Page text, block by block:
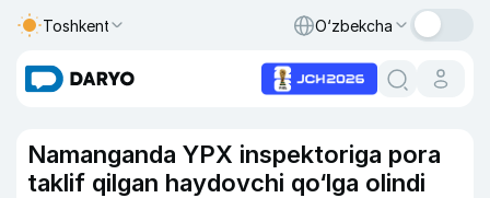
Toshkent O‘zbekcha
Namanganda YPX inspektoriga pora
taklif qilgan haydovchi qo‘lga olindi